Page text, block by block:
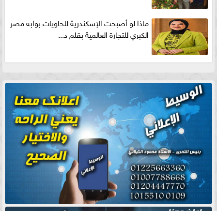
ماذا لو أصبحت الإسكندرية للحاويات بوابه مصر
الكبري للتجارة العالمية بقلم د...